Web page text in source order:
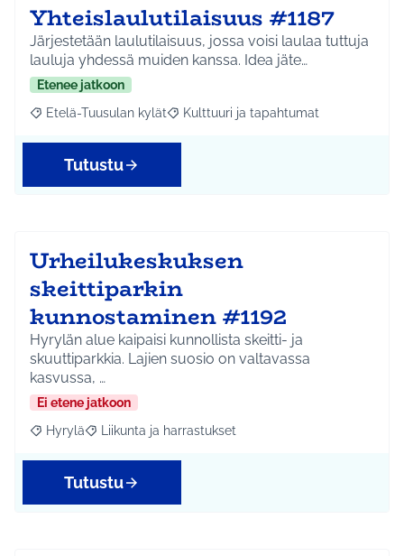
Yhteislaulutilaisuus #1187
Järjestetään laulutilaisuus, jossa voisi laulaa tuttuja
lauluja yhdessä muiden kanssa. Idea jäte…
Etenee jatkoon
Rajaa tulokset aihepiirin mukaan: Etelä-Tuusulan kylät
Etelä-Tuusulan kylät Rajaa tulokset teeman mukaan:
Kulttuuri ja tapahtumat
Tutustu
Urheilukeskuksen
skeittiparkin
kunnostaminen #1192
Hyrylän alue kaipaisi kunnollista skeitti- ja
skuuttiparkkia. Lajien suosio on valtavassa
kasvussa, …
Ei etene jatkoon
Rajaa tulokset aihepiirin mukaan: Hyrylä
Hyrylä Rajaa tulokset teeman mukaan: Liikunta ja
Liikunta ja harrastukset
Tutustu